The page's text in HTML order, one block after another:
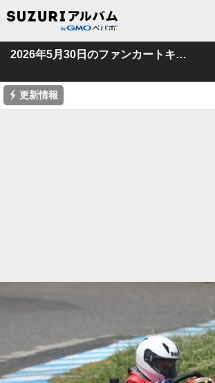
2026年5月30日のファンカートキッズ
⚡ 更新情報